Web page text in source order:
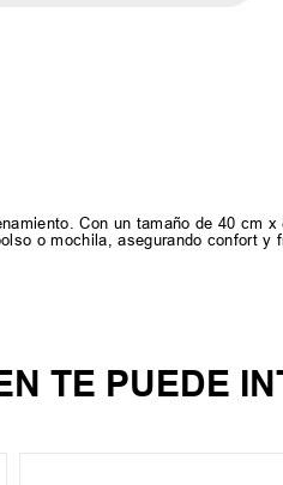
Con un tamaño de 40 cm
o mochila, asegurando confort y
TE PUEDE